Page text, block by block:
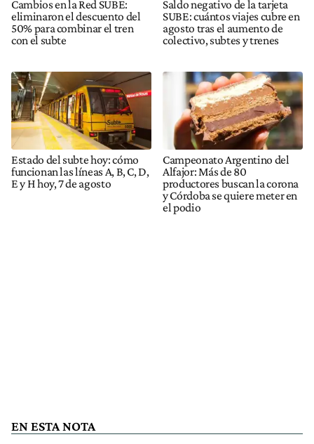
Cambios en la Red SUBE:
eliminaron el descuento del
50% para combinar el tren
con el subte
Saldo negativo de la tarjeta
SUBE: cuántos viajes cubre en
agosto tras el aumento de
colectivo, subtes y trenes
Estado del subte hoy: cómo
funcionan las líneas A, B, C, D,
E y H hoy, 7 de agosto
Campeonato Argentino del
Alfajor: Más de 80
productores buscan la corona
y Córdoba se quiere meter en
el podio
EN ESTA NOTA